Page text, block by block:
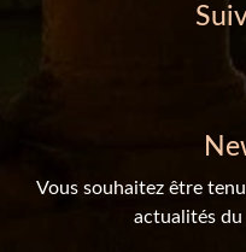
Vous souhaitez être
actualités du